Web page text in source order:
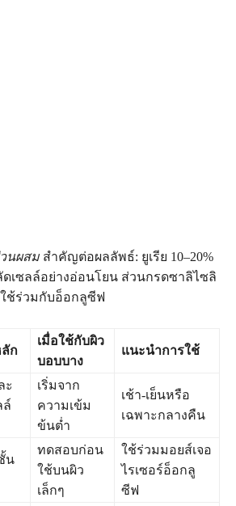
นผสมสำคัญต่อผลลัพธ์: ยูเรีย 10–20%
เซลล์อย่างอ่อนโยน ส่วนกรดซาลิไซลิ
ช้ร่วมกับอ็อกลูซีฟ
ก
เมื่อใช้กับผิว
บอบบาง
แนะนำการใช้
ะ
ล์
เริ่มจาก
ความเข้ม
ข้นต่ำ
เช้า-เย็นหรือ
เฉพาะกลางคืน
น
ทดสอบก่อน
ใช้บนผิว
เล็กๆ
ใช้ร่วมมอยส์เจอ
ไรเซอร์อ็อกลู
ซีฟ